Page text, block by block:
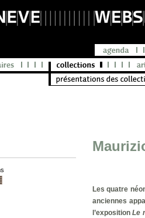
Les quatre
anciennes
l’expositionLe